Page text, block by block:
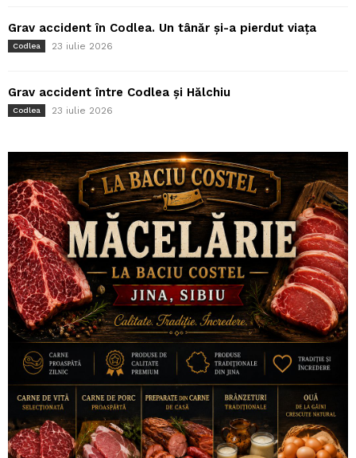
Grav accident în Codlea. Un tânăr și-a pierdut viața
Codlea 23 iulie 2026
Grav accident între Codlea și Hălchiu
Codlea 23 iulie 2026